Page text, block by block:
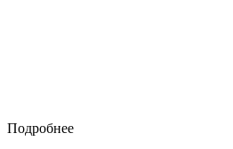
Подробнее